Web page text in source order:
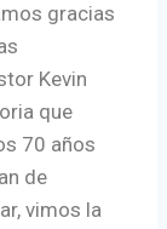
gracias
Kevin
que
70 años
de
vimos la